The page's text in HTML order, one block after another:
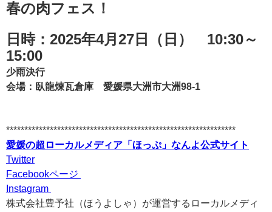
春の肉フェス！
日時：2025年4月27日（日） 10:30～
15:00
少雨決行
会場：臥龍煉瓦倉庫 愛媛県大洲市大洲98-1
***************************************************************
愛媛の超ローカルメディア「ほっぷ」なんよ公式サイト
Twitter
Facebookページ
Instagram
株式会社豊予社（ほうよしゃ）が運営するローカルメディ